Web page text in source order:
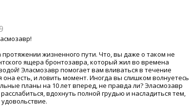
жизненного пути. Что, вы даже о таком не
ящера бронтозавра, который жил во времена
Эласмозавр помогает вам вливаться в течение
есть, и ловить момент. Иногда вы слишком волнуетесь
планы на 10 лет вперед, не правда ли? Эласмозавр
вдохнуть полной грудью и насладиться тем,